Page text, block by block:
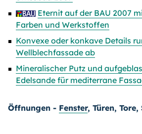
Eternit auf der BAU 2007
Farben und Werkstoffen
Konvexe oder konkave Details
Wellblechfassade ab
Mineralischer Putz und
Edelsande für mediterrane
Öffnungen - Fenster, Türen, Tore,